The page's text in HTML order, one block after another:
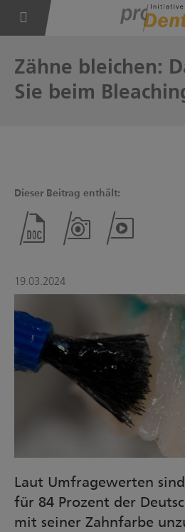
Zähne bleichen:
Sie beim
Dieser Beitrag enthält:
19.03.2024
Laut Umfragewerten
für 84 Prozent der
mit seiner Zahnfarbe